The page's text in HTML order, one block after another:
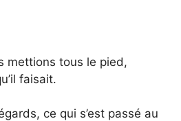
mettions tous le pied,
faisait.
ce qui s’est passé au